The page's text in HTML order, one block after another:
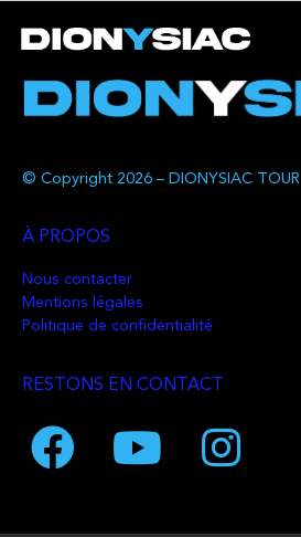
© Copyright 2026 – DIONYSIAC TOUR
À PROPOS
Nous contacter
Mentions légales
Politique de confidentialité
RESTONS EN CONTACT